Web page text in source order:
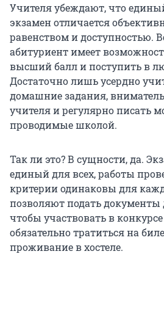
Учителя убеждают, что
экзамен отличается
равенством и доступностью.
абитуриент имеет
высший балл и поступить в
Достаточно лишь усердно
домашние задания,
учителя и регулярно писать
проводимые школой.
Так ли это? В сущности, да.
единый для всех, работы
критерии одинаковы для
позволяют подать документы
чтобы участвовать в
обязательно тратиться на
проживание в хостеле.